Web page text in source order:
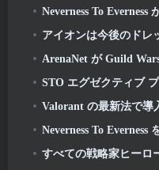
Neverness To Everness が
アイオンは今後のドレッドブレード
ArenaNet が Guild Wars
STO エグゼクティブ プロデューサーのトーマス マローネとネバーウィ
Valorant の最新法で導入された
Neverness To Everness
すべての戦略家ヒーロ